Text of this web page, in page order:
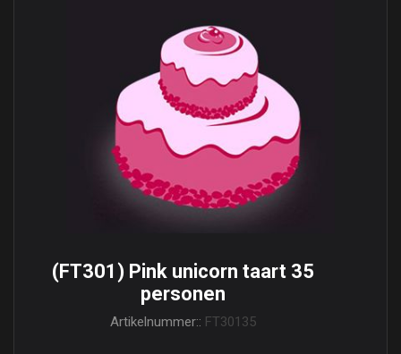
(FT301) Pink unicorn taart 35
personen
Artikelnummer:: FT30135